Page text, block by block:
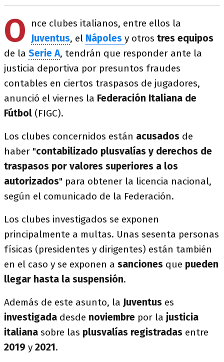
O
nce clubes italianos, entre ellos la
Juventus, el Nápoles y otros tres equipos
de la Serie A, tendrán que responder ante la
justicia deportiva por presuntos fraudes
contables en ciertos traspasos de jugadores,
anunció el viernes la Federación Italiana de
Fútbol (FIGC).
Los clubes concernidos están acusados de
haber "contabilizado plusvalías y derechos de
traspasos por valores superiores a los
autorizados" para obtener la licencia nacional,
según el comunicado de la Federación.
Los clubes investigados se exponen
principalmente a multas. Unas sesenta personas
físicas (presidentes y dirigentes) están también
en el caso y se exponen a sanciones que pueden
llegar hasta la suspensión.
Además de este asunto, la Juventus es
investigada desde noviembre por la justicia
italiana sobre las plusvalías registradas entre
2019 y 2021.